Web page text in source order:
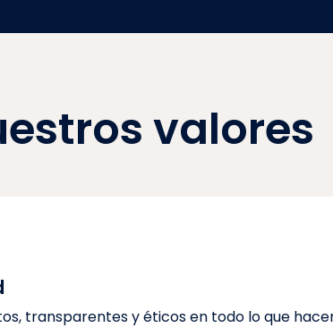
valores
transparentes y éticos en todo lo que